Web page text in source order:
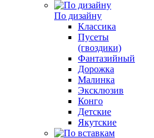
По дизайну
Классика
Пусеты
(гвоздики)
Фантазийный
Дорожка
Малинка
Эксклюзив
Конго
Детские
Якутские